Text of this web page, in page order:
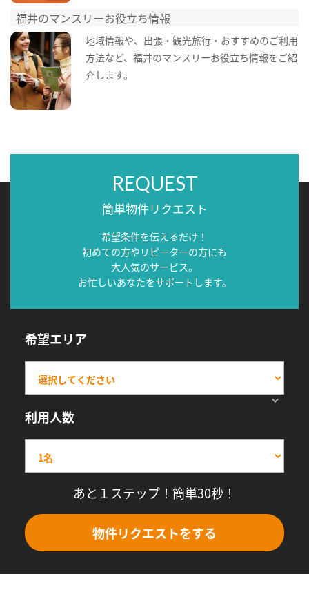
福井のマンスリーお役立ち情報
地域情報や、出張・観光旅行・おすすめのご利用
方法など、福井のマンスリーお役立ち情報をご紹
介します。
REQUEST
簡単物件リクエスト
希望条件を伝えるだけ！
初めての方やリピーターの方にも
大人気のサービス。
お忙しいあなたをサポートします。
希望エリア
利用人数
あと１ステップ！簡単30秒！
物件リクエストをする